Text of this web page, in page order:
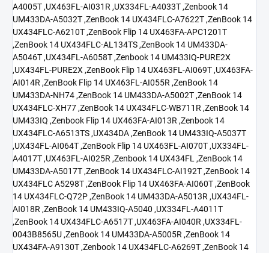
A4005T ,UX463FL-AI031R ,UX334FL-A4033T ,Zenbook 14
UM433DA-A5032T ,ZenBook 14 UX434FLC-A7622T ,ZenBook 14
UX434FLC-A6210T ,ZenBook Flip 14 UX463FA-APC1201T
,ZenBook 14 UX434FLC-AL134TS ,ZenBook 14 UM433DA-
A5046T ,UX434FL-A6058T ,Zenbook 14 UM433IQ-PURE2X
,UX434FL-PURE2X ,ZenBook Flip 14 UX463FL-AI069T ,UX463FA-
AI014R ,ZenBook Flip 14 UX463FL-AI055R ,ZenBook 14
UM433DA-NH74 ,ZenBook 14 UM433DA-A5002T ,ZenBook 14
UX434FLC-XH77 ,ZenBook 14 UX434FLC-WB711R ,ZenBook 14
UM433IQ ,Zenbook Flip 14 UX463FA-AI013R ,Zenbook 14
UX434FLC-A6513TS ,UX434DA ,ZenBook 14 UM433IQ-A5037T
,UX434FL-AI064T ,ZenBook Flip 14 UX463FL-AI070T ,UX334FL-
A4017T ,UX463FL-AI025R ,Zenbook 14 UX434FL ,ZenBook 14
UM433DA-A5017T ,ZenBook 14 UX434FLC-AI192T ,ZenBook 14
UX434FLC A5298T ,ZenBook Flip 14 UX463FA-AI060T ,ZenBook
14 UX434FLC-Q72P ,ZenBook 14 UM433DA-A5013R ,UX434FL-
AI018R ,ZenBook 14 UM433IQ-A5040 ,UX334FL-A4011T
,ZenBook 14 UX434FLC-A6517T ,UX463FA-AI040R ,UX334FL-
0043B8565U ,ZenBook 14 UM433DA-A5005R ,ZenBook 14
UX434FA-A9130T ,Zenbook 14 UX434FLC-A6269T ,ZenBook 14